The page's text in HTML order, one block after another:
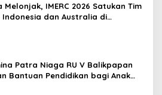
Melonjak, IMERC 2026 Satukan Tim
Indonesia dan Australia di
Patra Niaga RU V Balikpapan
Bantuan Pendidikan bagi Anak